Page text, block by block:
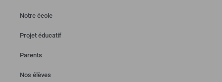
Notre école
Projet éducatif
Parents
Nos élèves